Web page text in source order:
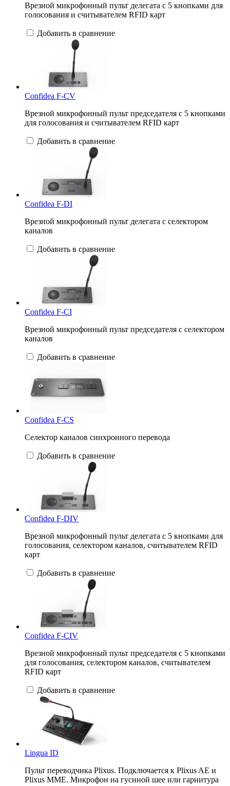
Врезной микрофонный пульт делегата с 5 кнопками для
голосования и считывателем RFID карт
Добавить в сравнение
Confidea F-CV
Врезной микрофонный пульт председателя с 5 кнопками
для голосования и считывателем RFID карт
Добавить в сравнение
Confidea F-DI
Врезной микрофонный пульт делегата с селектором
каналов
Добавить в сравнение
Confidea F-CI
Врезной микрофонный пульт председателя с селектором
каналов
Добавить в сравнение
Confidea F-CS
Селектор каналов синхронного перевода
Добавить в сравнение
Confidea F-DIV
Врезной микрофонный пульт делегата с 5 кнопками для
голосования, селектором каналов, считывателем RFID
карт
Добавить в сравнение
Confidea F-CIV
Врезной микрофонный пульт председателя с 5 кнопками
для голосования, селектором каналов, считывателем
RFID карт
Добавить в сравнение
Lingua ID
Пульт переводчика Plixus. Подключается к Plixus AE и
Plixus MME. Микрофон на гусиной шее или гарнитура